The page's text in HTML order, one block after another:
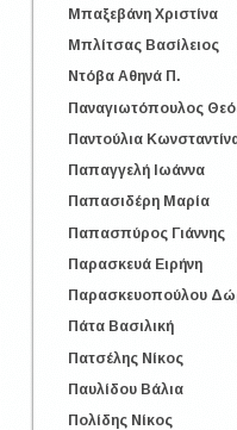
Μπαξεβάνη Χριστίνα
Μπλίτσας Βασίλειος
Ντόβα Αθηνά Π.
Παναγιωτόπουλος
Παντούλια
Παπαγγελή Ιωάννα
Παπασιδέρη Μαρία
Παπασπύρος Γιάννης
Παρασκευά Ειρήνη
Παρασκευοπούλου
Πάτα Βασιλική
Πατσέλης Νίκος
Παυλίδου Βάλια
Πολίδης Νίκος